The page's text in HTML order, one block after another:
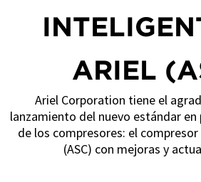
ARIEL
Ariel Corporation tiene el
lanzamiento del nuevo estándar
de los compresores: el
(ASC) con mejoras y